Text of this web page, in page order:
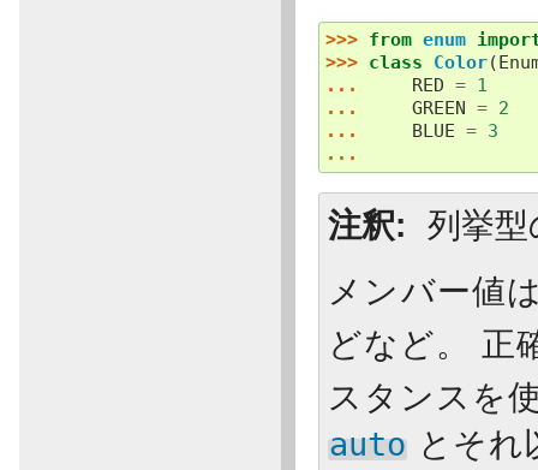
>>> from enum
>>> class Color(
...
RED = 1
...
GREEN = 2
...
BLUE = 3
...
注釈
列挙
メンバー値
どなど。 正
スタンスを
auto とそれ